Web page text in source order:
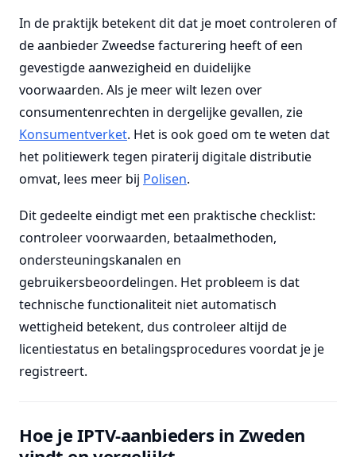
In de praktijk betekent dit dat je moet controleren of
de aanbieder Zweedse facturering heeft of een
gevestigde aanwezigheid en duidelijke
voorwaarden. Als je meer wilt lezen over
consumentenrechten in dergelijke gevallen, zie
Konsumentverket. Het is ook goed om te weten dat
het politiewerk tegen piraterij digitale distributie
omvat, lees meer bij Polisen.
Dit gedeelte eindigt met een praktische checklist:
controleer voorwaarden, betaalmethoden,
ondersteuningskanalen en
gebruikersbeoordelingen. Het probleem is dat
technische functionaliteit niet automatisch
wettigheid betekent, dus controleer altijd de
licentiestatus en betalingsprocedures voordat je je
registreert.
Hoe je IPTV-aanbieders in Zweden